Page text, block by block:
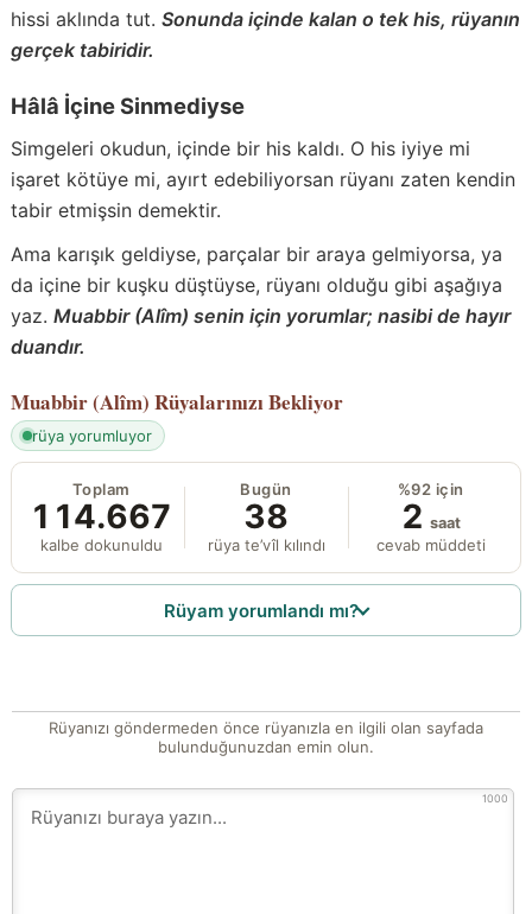
hissi aklında tut. Sonunda içinde kalan o tek his, rüyanın
gerçek tabiridir.
Hâlâ İçine Sinmediyse
Simgeleri okudun, içinde bir his kaldı. O his iyiye mi
işaret kötüye mi, ayırt edebiliyorsan rüyanı zaten kendin
tabir etmişsin demektir.
Ama karışık geldiyse, parçalar bir araya gelmiyorsa, ya
da içine bir kuşku düştüyse, rüyanı olduğu gibi aşağıya
yaz. Muabbir (Alîm) senin için yorumlar; nasibi de hayır
duandır.
Muabbir (Alîm) Rüyalarınızı Bekliyor
rüya yorumluyor
Toplam
114.667
kalbe dokunuldu
Bugün
38
rüya te’vîl kılındı
%92 için
2 saat
cevab müddeti
Rüyam yorumlandı mı?
Rüyanızı göndermeden önce rüyanızla en ilgili olan sayfada
bulunduğunuzdan emin olun.
1000